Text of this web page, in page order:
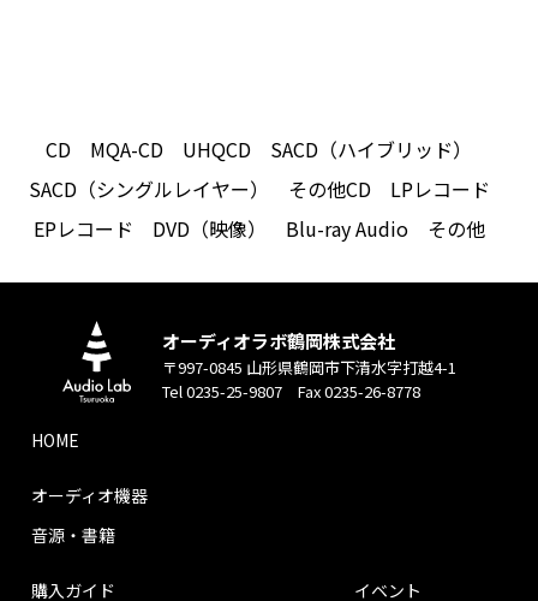
CD MQA-CD UHQCD
SACD（ハイブリッド）
SACD（シングルレイヤー）
その他CD
LPレコード
EPレコード
DVD（映像） Blu-ray Audio その他
オーディオラボ鶴岡株式会社
〒997-0845 山形県鶴岡市下清水字打越4-1
Tel 0235-25-9807 Fax 0235-26-8778
HOME
オーディオ機器
音源・書籍
購入ガイド イベント